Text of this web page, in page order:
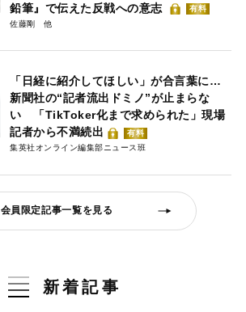
鉛筆』で伝えた反戦への意志
有料
佐藤剛
「日経に紹介してほしい」が合言葉に…
新聞社の“記者流出ドミノ”が止まらな
い 「TikToker化まで求められた」現場
記者から不満続出
有料
集英社オンライン編集部ニュース班
会員限定記事一覧を見る
新着記事